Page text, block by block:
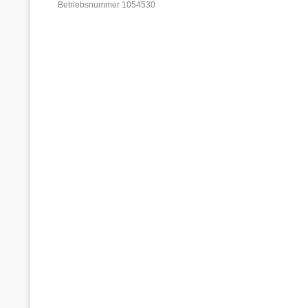
Betriebsnummer 1054530